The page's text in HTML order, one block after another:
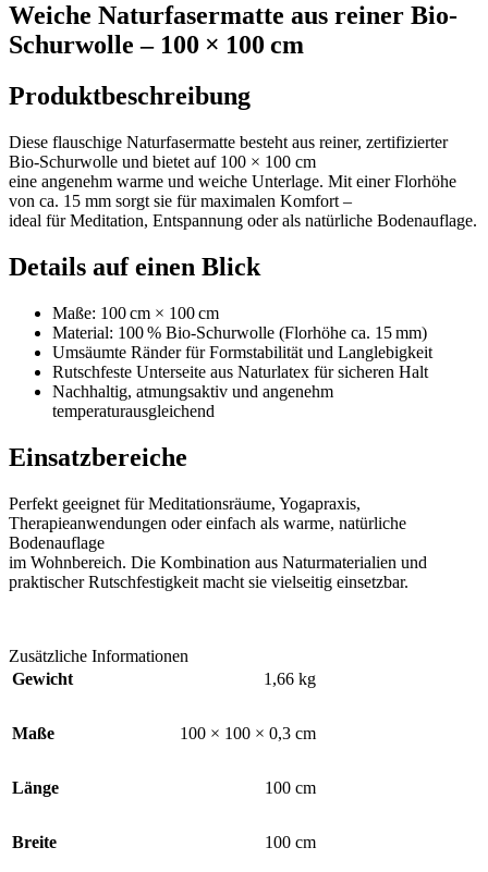
Weiche Naturfasermatte aus reiner Bio-
Schurwolle – 100 × 100 cm
Produktbeschreibung
Diese flauschige Naturfasermatte besteht aus reiner, zertifizierter
Bio-Schurwolle und bietet auf 100 × 100 cm
eine angenehm warme und weiche Unterlage. Mit einer Florhöhe
von ca. 15 mm sorgt sie für maximalen Komfort –
ideal für Meditation, Entspannung oder als natürliche Bodenauflage.
Details auf einen Blick
Maße: 100 cm × 100 cm
Material: 100 % Bio-Schurwolle (Florhöhe ca. 15 mm)
Umsäumte Ränder für Formstabilität und Langlebigkeit
Rutschfeste Unterseite aus Naturlatex für sicheren Halt
Nachhaltig, atmungsaktiv und angenehm
temperaturausgleichend
Einsatzbereiche
Perfekt geeignet für Meditationsräume, Yogapraxis,
Therapieanwendungen oder einfach als warme, natürliche
Bodenauflage
im Wohnbereich. Die Kombination aus Naturmaterialien und
praktischer Rutschfestigkeit macht sie vielseitig einsetzbar.
Zusätzliche Informationen
Gewicht
1,66 kg
Maße 100 × 100 × 0,3 cm
Länge 100 cm
Breite 100 cm